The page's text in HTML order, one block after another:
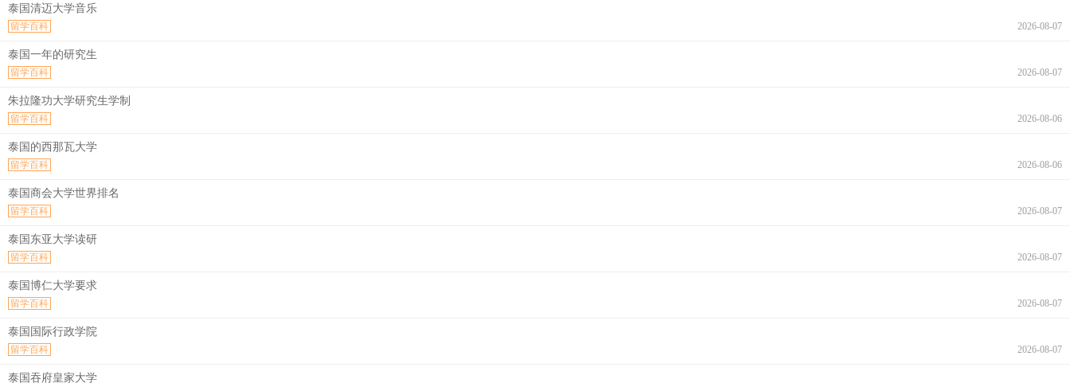
泰国清迈大学音乐
2026-08-07
留学百科
泰国一年的研究生
2026-08-07
留学百科
朱拉隆功大学研究生学制
2026-08-06
留学百科
泰国的西那瓦大学
2026-08-06
留学百科
泰国商会大学世界排名
2026-08-07
留学百科
泰国东亚大学读研
2026-08-07
留学百科
泰国博仁大学要求
2026-08-07
留学百科
泰国国际行政学院
2026-08-07
留学百科
泰国吞府皇家大学